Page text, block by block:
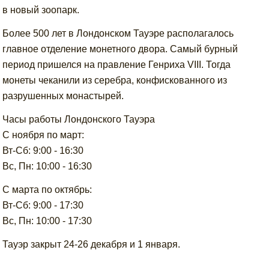
в новый зоопарк.
Более 500 лет в Лондонском Тауэре располагалось
главное отделение монетного двора. Самый бурный
период пришелся на правление Генриха VIII. Тогда
монеты чеканили из серебра, конфискованного из
разрушенных монастырей.
Часы работы Лондонского Тауэра
С ноября по март:
Вт-Сб: 9:00 - 16:30
Вс, Пн: 10:00 - 16:30
С марта по октябрь:
Вт-Сб: 9:00 - 17:30
Вс, Пн: 10:00 - 17:30
Тауэр закрыт 24-26 декабря и 1 января.